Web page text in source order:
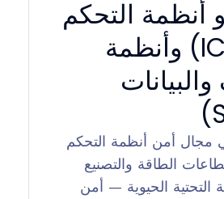
التحكم
الآلي (ICS) وأنظمة
مجال أمن أنظمة التحكم
الطاقة والتصنيع
التحتية الحيوية — أمن